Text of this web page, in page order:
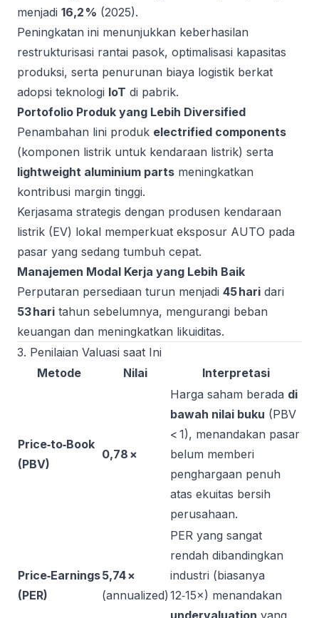
menjadi 16,2 % (2025).
Peningkatan ini menunjukkan keberhasilan
restrukturisasi rantai pasok, optimalisasi kapasitas
produksi, serta penurunan biaya logistik berkat
adopsi teknologi IoT di pabrik.
Portofolio Produk yang Lebih Diversified
Penambahan lini produk electrified components
(komponen listrik untuk kendaraan listrik) serta
lightweight aluminium parts meningkatkan
kontribusi margin tinggi.
Kerjasama strategis dengan produsen kendaraan
listrik (EV) lokal memperkuat eksposur AUTO pada
pasar yang sedang tumbuh cepat.
Manajemen Modal Kerja yang Lebih Baik
Perputaran persediaan turun menjadi 45 hari dari
53 hari tahun sebelumnya, mengurangi beban
keuangan dan meningkatkan likuiditas.
3. Penilaian Valuasi saat Ini
Metode
Nilai Interpretasi
Price‑to‑Book
(PBV)
0,78 ×
Harga saham berada di
bawah nilai buku (PBV
< 1), menandakan pasar
belum memberi
penghargaan penuh
atas ekuitas bersih
perusahaan.
Price‑Earnings
(PER)
5,74 ×
(annualized)
PER yang sangat
rendah dibandingkan
industri (biasanya
12‑15×) menandakan
undervaluation yang